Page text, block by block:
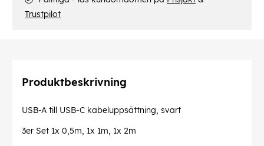
Trustpilot
Produktbeskrivning
USB-A till USB-C kabeluppsättning, svart
3er Set 1x 0,5m, 1x 1m, 1x 2m